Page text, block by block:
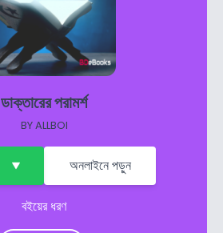
ডাক্তারের পরামর্শ
BYALLBOI
অনলাইনে পড়ুন
বইয়ের ধরণ